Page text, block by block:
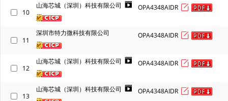
10
山海芯城（深圳）科技有限公司 OPA4348AIDR
11
深圳市特力微科技有限公司 OPA4348AIDR
12
山海芯城（深圳）科技有限公司 OPA4348AIDR
13
山海芯城（深圳）科技有限公司 OPA4348AIDR